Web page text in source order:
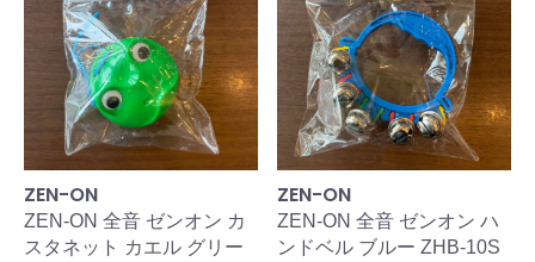
ZEN-ON
ZEN-ON 全音 ゼンオン カ
スタネット カエル グリー
ZEN-ON
ZEN-ON 全音 ゼンオン ハ
ンドベル ブルー ZHB-10S